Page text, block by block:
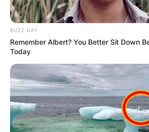
BUZZ DAY
Remember Albert? You Better Sit Down
Today